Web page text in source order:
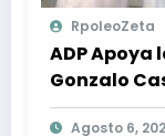
RpoleoZeta
ADP
Gonzalo
Desarrollo
Agosto 6,